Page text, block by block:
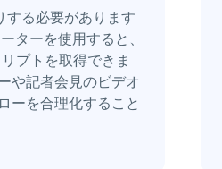
する必要があります
ターを使用すると、
プトを取得できま
や記者会見のビデオ
ーを合理化すること